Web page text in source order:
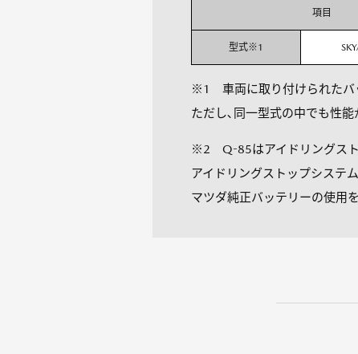
項目
型式※1
※1 車両に取り付けられたバ
ただし､同一型式の中でも性
※2 Q-85はアイドリングスト
アイドリングストップシステ
マツダ純正バッテリーの使用